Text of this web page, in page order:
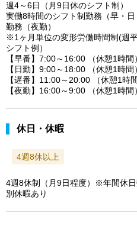
週4～6日（月9日休のシフト制）
実働8時間のシフト制勤務（早・
勤務（夜勤）
※1ヶ月単位の変形労働時間制(週平
シフト例）
【早番】7:00～16:00 （休憩1時間）
【日勤】9:00～18:00 （休憩1時間）
【遅番】11:00～20:00 （休憩1時間
【夜勤】16:00～9:00 （休憩1時間）
休日・休暇
4週8休以上
4週8休制（月9日程度）※年間休
別休暇あり